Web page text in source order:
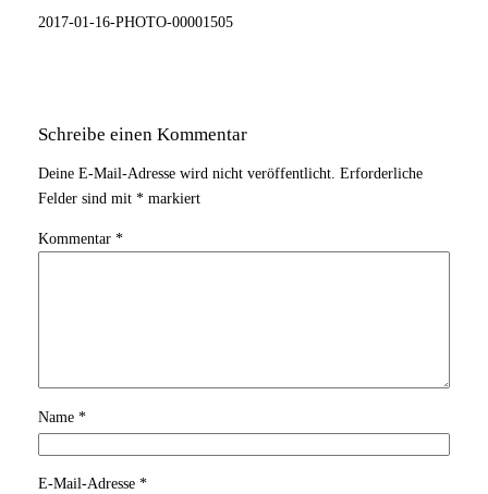
2017-01-16-PHOTO-00001505
Schreibe einen Kommentar
Deine E-Mail-Adresse wird nicht veröffentlicht. Erforderliche
Felder sind mit *markiert
Kommentar *
Name *
E-Mail-Adresse *